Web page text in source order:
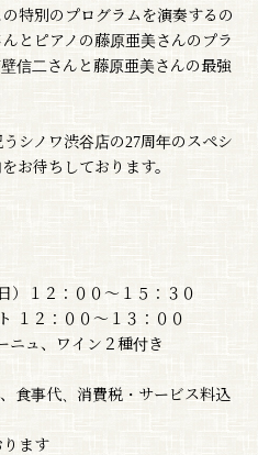
特別のプログラムを演奏するの
とピアノの藤原亜美さんのプラ
信二さんと藤原亜美さんの最強
シノワ渋谷店の27周年のスペシ
お待ちしております。
）１２：００〜１５：３０
１２：００〜１３：００
ニュ、ワイン２種付き
食事代、消費税・サービス料込
ます